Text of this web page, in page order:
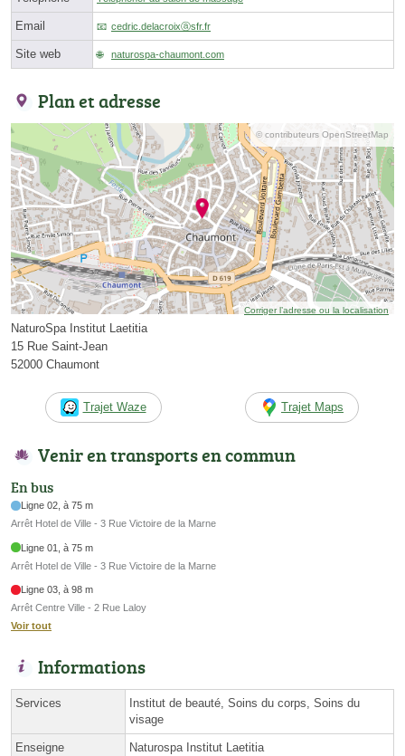
Email cedric.delacroixⓐsfr.fr
Site web naturospa-chaumont.com
Plan et adresse
© contributeurs OpenStreetMap
Corriger l’adresse ou la localisation
NaturoSpa Institut Laetitia
15 Rue Saint-Jean
52000 Chaumont
Trajet Waze Trajet Maps
Venir en transports en commun
En bus
Ligne 02, à 75 m
Arrêt Hotel de Ville - 3 Rue Victoire de la Marne
Ligne 01, à 75 m
Arrêt Hotel de Ville - 3 Rue Victoire de la Marne
Ligne 03, à 98 m
Arrêt Centre Ville - 2 Rue Laloy
Voir tout
Informations
Services
Institut de beauté, Soins du corps, Soins du
visage
Enseigne Naturospa Institut Laetitia